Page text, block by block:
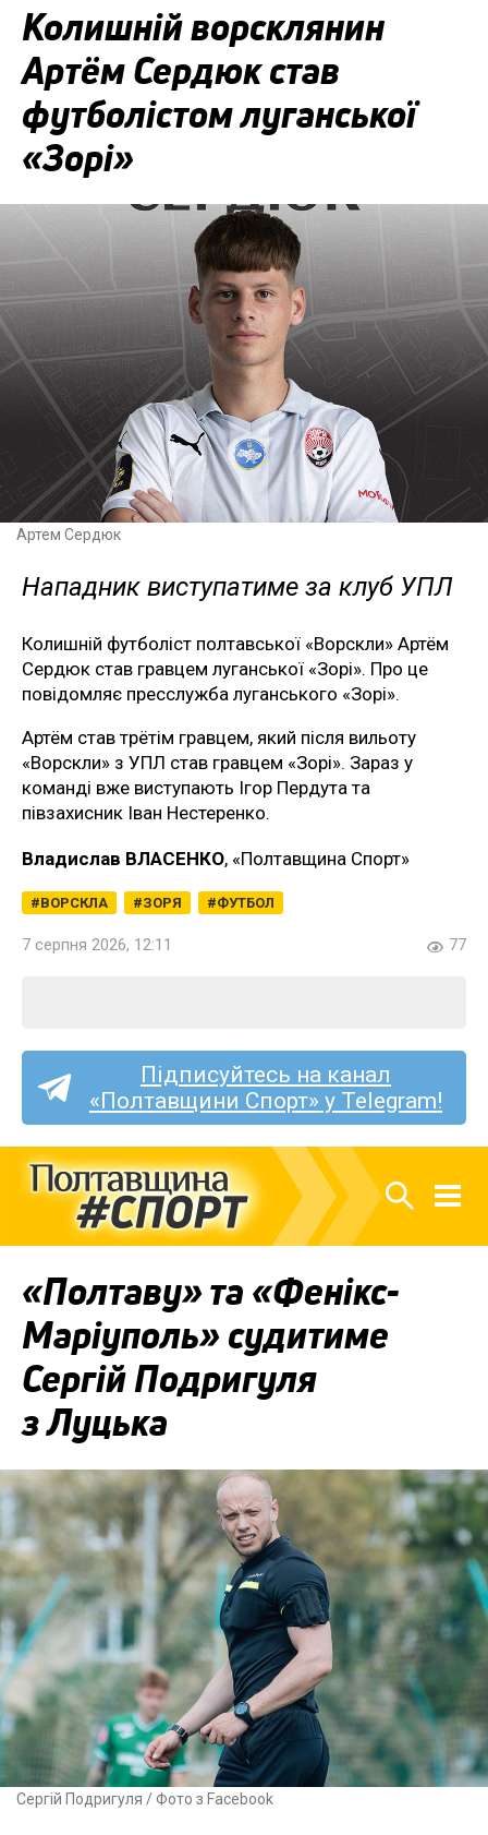
Колишній ворсклянин
Артём Сердюк став
футболістом луганської
«Зорі»
Артем Сердюк
Нападник виступатиме за клуб УПЛ
Колишній футболіст полтавської «Ворскли» Артём
Сердюк став гравцем луганської «Зорі». Про це
повідомляє пресслужба луганського «Зорі».
Артём став трётім гравцем, який після вильоту
«Ворскли» з УПЛ став гравцем «Зорі». Зараз у
команді вже виступають Ігор Пердута та
півзахисник Іван Нестеренко.
Владислав ВЛАСЕНКО, «Полтавщина Спорт»
ВОРСКЛА ЗОРЯ ФУТБОЛ
7 серпня 2026, 12:11 77
Підписуйтесь на канал
«Полтавщини Спорт» у Telegram!
«Полтаву» та «Фенікс-
Маріуполь» судитиме
Сергій Подригуля
з Луцька
Сергій Подригуля / Фото з Facebook